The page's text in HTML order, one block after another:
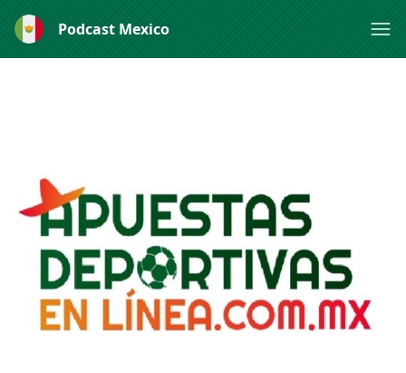
Podcast Mexico